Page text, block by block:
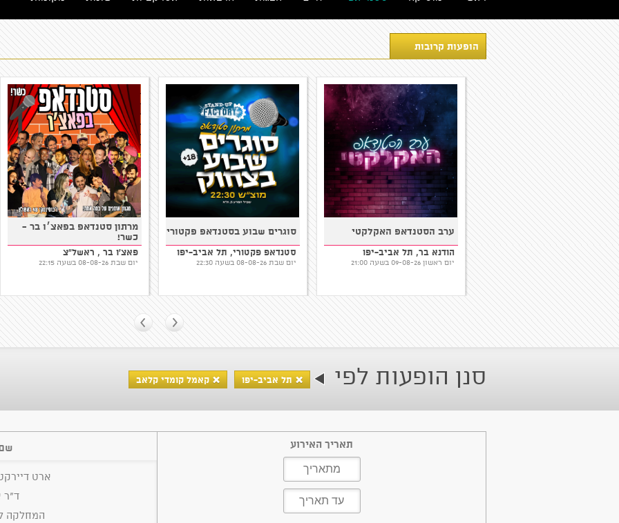
הופעות קרובות
מרתון סטנדאפ בפאצ׳ו בר -
כשר!
פאצ'ו בר , ראשל"צ
יום שבת 08-08-26 בשעה 22:15
סוגרים שבוע בסטנדאפ פקטורי
סטנדאפ פקטורי, תל אביב-יפו
יום שבת 08-08-26 בשעה 22:30
ערב הסטנדאפ האקלקטי
הודנא בר, תל אביב-יפו
יום ראשון 09-08-26 בשעה 21:00
שגיב פרידמן במופע סטנדאפ
המקום של אבא, אריאל
יום שני 10-08-26 בשעה 20:30
סנן הופעות לפי תל אביב-יפו קאמל קומדי קלאב
תאריך האירוע
ארט
ד"ר
המחלקה